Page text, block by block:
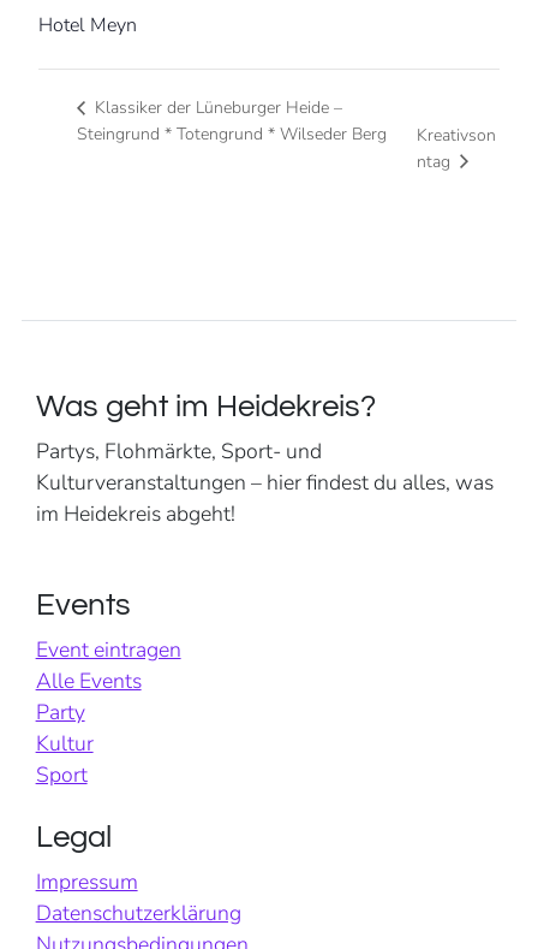
Hotel Meyn
Klassiker der Lüneburger Heide –
Steingrund * Totengrund * Wilseder Berg
Kreativson
ntag
Was geht im Heidekreis?
Partys, Flohmärkte, Sport- und
Kulturveranstaltungen – hier findest du alles, was
im Heidekreis abgeht!
Events
Event eintragen
Alle Events
Party
Kultur
Sport
Legal
Impressum
Datenschutzerklärung